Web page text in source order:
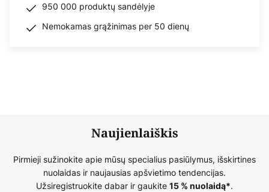
950 000 produktų sandėlyje
Nemokamas grąžinimas per 50 dienų
Naujienlaiškis
Pirmieji sužinokite apie mūsų specialius pasiūlymus, išskirtines
nuolaidas ir naujausias apšvietimo tendencijas.
Užsiregistruokite dabar ir gaukite 15 % nuolaidą*.